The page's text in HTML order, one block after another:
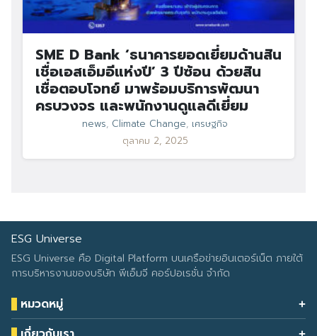
SME D Bank ‘ธนาคารยอดเยี่ยมด้านสิน
เชื่อเอสเอ็มอีแห่งปี’ 3 ปีซ้อน ด้วยสิน
เชื่อตอบโจทย์ มาพร้อมบริการพัฒนา
ครบวงจร และพนักงานดูแลดีเยี่ยม
news, Climate Change, เศรษฐกิจ
ตุลาคม 2, 2025
ESG Universe
ESG Universe คือ Digital Platform บนเครือข่ายอินเตอร์เน็ต ภายใต้
การบริหารงานของบริษัท พีเอ็มจี คอร์ปอเรชั่น จำกัด
หมวดหมู่
Health & Wellness